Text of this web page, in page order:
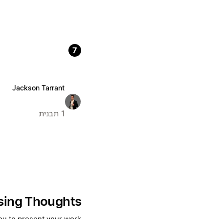
7
Jackson Tarrant
1 תבנית
Thoughts